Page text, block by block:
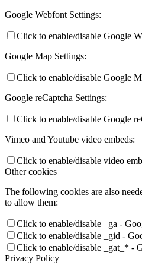
Google Webfont Settings:
Click to enable/disable Google
Google Map Settings:
Click to enable/disable Google
Google reCaptcha Settings:
Click to enable/disable Google
Vimeo and Youtube video embeds:
Click to enable/disable video
Other cookies
The following cookies are also
to allow them:
Click to enable/disable _ga -
Click to enable/disable _gid -
Click to enable/disable _gat_* -
Privacy Policy